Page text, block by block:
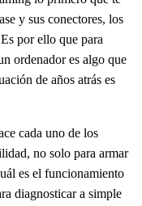
y sus conectores, los
por ello que para
ordenador es algo que
de años atrás es
cada uno de los
no solo para armar
es el funcionamiento
diagnosticar a simple